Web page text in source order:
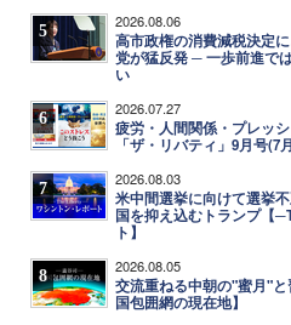
5 2026.08.06
高市政権の消費減税決定
党が猛反発 ─ 一歩前進で
い
6 2026.07.27
疲労・人間関係・プレッ
「ザ・リバティ」9月号(7
7 2026.08.03
米中間選挙に向けて選挙
国を抑え込むトランプ【
ト】
8 2026.08.05
交流重ねる中朝の"蜜月"
国包囲網の現在地】